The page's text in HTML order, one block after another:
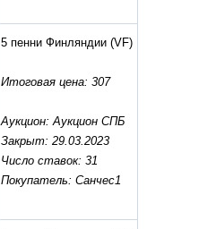
5 пенни Финляндии (VF)
Итоговая цена: 307
Аукцион: Аукцион СПБ
Закрыт: 29.03.2023
Число ставок: 31
Покупатель: Санчес1